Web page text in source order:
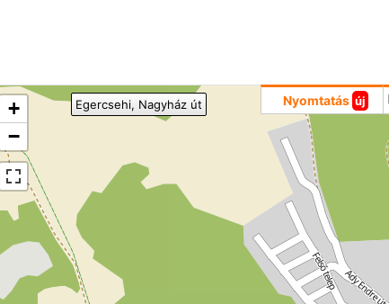
+
−
Nyomtatás új
Egercsehi, Nagyház út